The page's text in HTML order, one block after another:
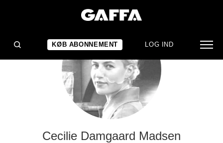
KØB ABONNEMENT LOG IND
Cecilie Damgaard Madsen